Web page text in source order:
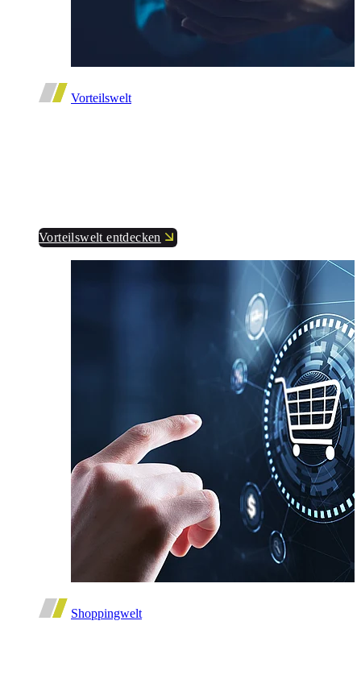
Vorteilswelt
Vorteilswelt entdecken
Shoppingwelt